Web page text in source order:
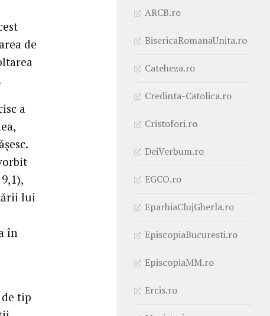
de
a
lui
în
tip
ARCB.ro
BisericaRomanaUnita.ro
Cateheza.ro
Credinta-Catolica.ro
Cristofori.ro
DeiVerbum.ro
EGCO.ro
EparhiaClujGherla.ro
EpiscopiaBucuresti.ro
EpiscopiaMM.ro
Ercis.ro